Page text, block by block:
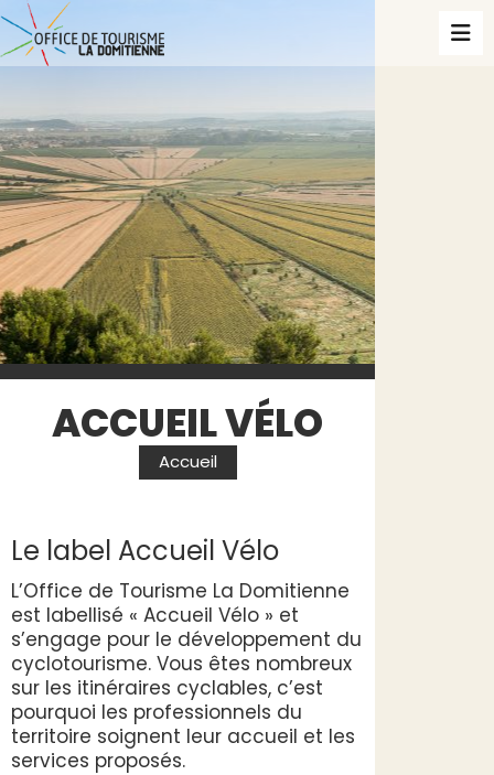
ACCUEIL VÉLO
Accueil
Le label Accueil Vélo
L’Office de Tourisme La Domitienne
est labellisé « Accueil Vélo » et
s’engage pour le développement du
cyclotourisme. Vous êtes nombreux
sur les itinéraires cyclables, c’est
pourquoi les professionnels du
territoire soignent leur accueil et les
services proposés.